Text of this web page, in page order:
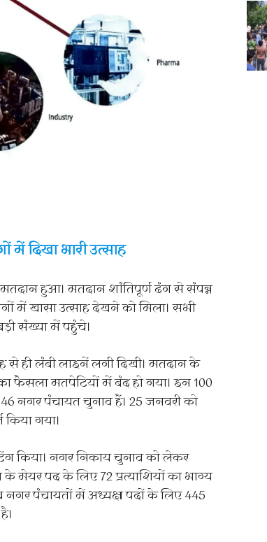
दिखा भारी उत्साह
हुआ। मतदान शांतिपूर्ण ढंग से संपन्न
खासा उत्साह देखने को मिला। सभी
संख्या में पहुंचे।
से ही लंबी लाइनें लगी दिखी। मतदान के
फैसला मतपेटियों में बंद हो गया। इन 100
नगर पंचायत चुनाव हैं। 25 जनवरी को
गया।
किया। नगर निकाय चुनाव को लेकर
के मेयर पद के लिए 72 प्रत्याशियों का भाग्य
पंचायतों में अध्यक्ष पदों के लिए 445